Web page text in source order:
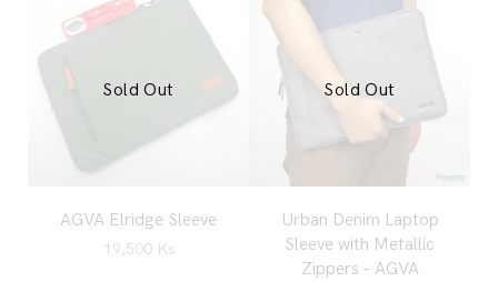
AGVA Elridge Sleeve
19,500 Ks
Sold Out
Urban Denim Laptop
Sleeve with Metallic
Zippers – AGVA
Sold Out